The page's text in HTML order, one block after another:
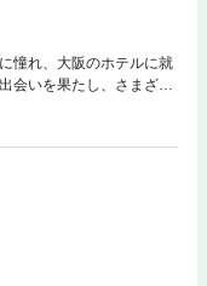
憧れ、大阪のホテルに就
会いを果たし、さまざま
行く先には数々の難題が
く。宮古島と大阪を舞台
テレビ小説を完全ノベラ